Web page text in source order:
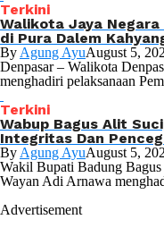
Terkini
Walikota Jaya
di Pura Dalem
By Agung AyuAugust 5,
Denpasar – Walikota
menghadiri pelaksanaan
Terkini
Wabup Bagus Alit
Integritas Dan
By Agung AyuAugust 5,
Wakil Bupati Badung
Wayan Adi Arnawa
Advertisement